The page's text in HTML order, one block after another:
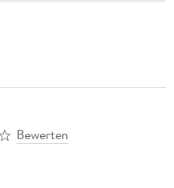
Bewerten